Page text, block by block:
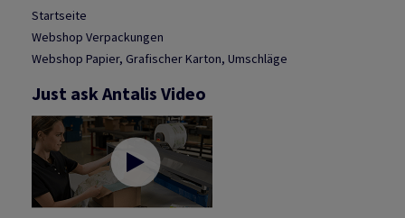
Startseite
Webshop Verpackungen
Webshop Papier, Grafischer Karton, Umschläge
Just ask Antalis Video